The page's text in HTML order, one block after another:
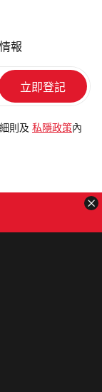
報
細則及 私隱政策 內